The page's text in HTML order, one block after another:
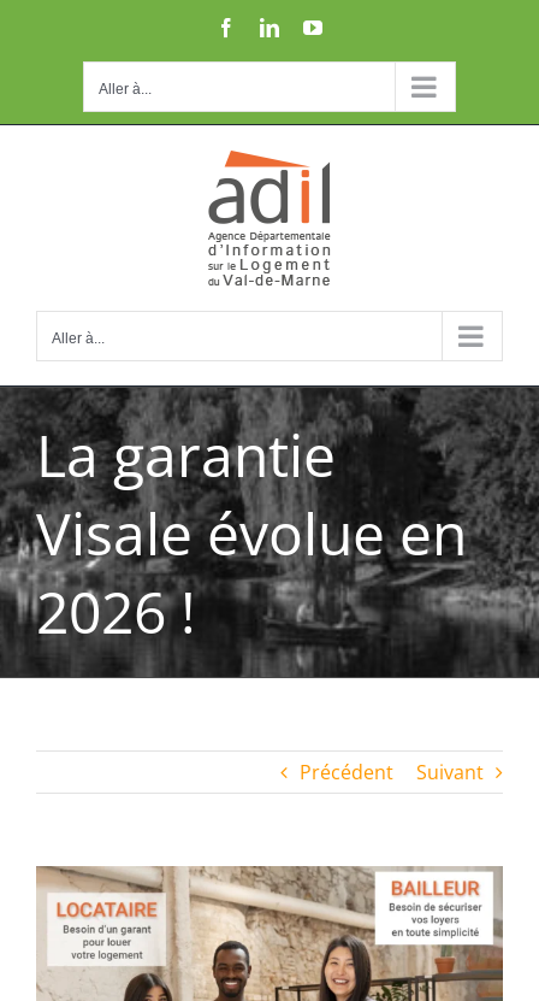
FacebookLinkedInYouTube
Aller à...
Aller à...
La garantie
Visale évolue en
2026 !
Précédent Suivant
Voir
l'image
agrandie